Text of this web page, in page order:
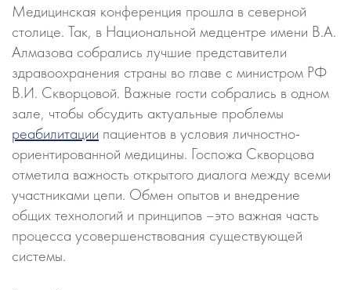
Медицинская конференция прошла в северной
столице. Так, в Национальной медцентре имени В.А.
Алмазова собрались лучшие представители
здравоохранения страны во главе с министром РФ
В.И. Скворцовой. Важные гости собрались в одном
зале, чтобы обсудить актуальные проблемы
реабилитации пациентов в условия личностно-
ориентированной медицины. Госпожа Скворцова
отметила важность открытого диалога между всеми
участниками цепи. Обмен опытов и внедрение
общих технологий и принципов –это важная часть
процесса усовершенствования существующей
системы.